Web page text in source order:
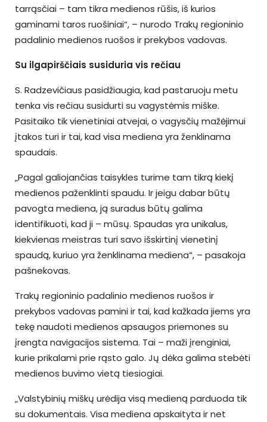
tarrąsčiai – tam tikra medienos rūšis, iš kurios
gaminami taros ruošiniai“, – nurodo Trakų regioninio
padalinio medienos ruošos ir prekybos vadovas.
Su ilgapirščiais susiduria vis rečiau
S. Radzevičiaus pasidžiaugia, kad pastaruoju metu
tenka vis rečiau susidurti su vagystėmis miške.
Pasitaiko tik vienetiniai atvejai, o vagysčių mažėjimui
įtakos turi ir tai, kad visa mediena yra ženklinama
spaudais.
„Pagal galiojančias taisykles turime tam tikrą kiekį
medienos paženklinti spaudu. Ir jeigu dabar būtų
pavogta mediena, ją suradus būtų galima
identifikuoti, kad ji – mūsų. Spaudas yra unikalus,
kiekvienas meistras turi savo išskirtinį vienetinį
spaudą, kuriuo yra ženklinama mediena“, – pasakoja
pašnekovas.
Trakų regioninio padalinio medienos ruošos ir
prekybos vadovas pamini ir tai, kad kažkada jiems yra
tekę naudoti medienos apsaugos priemones su
įrengta navigacijos sistema. Tai – maži įrenginiai,
kurie prikalami prie rąsto galo. Jų dėka galima stebėti
medienos buvimo vietą tiesiogiai.
„Valstybinių miškų urėdija visą medieną parduoda tik
su dokumentais. Visa mediena apskaityta ir net